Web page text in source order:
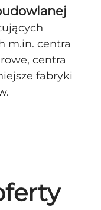
m.in. centra
centra
fabryki